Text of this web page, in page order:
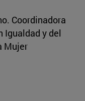
Coordinadora
Igualdad y del
Mujer